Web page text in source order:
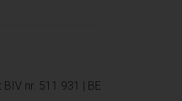
nr. 511 931 | BE